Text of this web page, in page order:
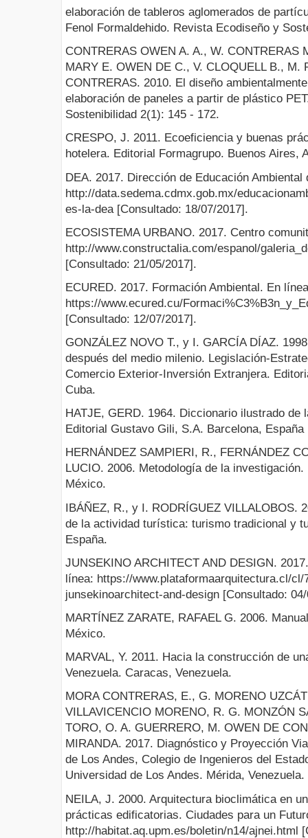
elaboración de tableros aglomerados de
Fenol Formaldehido. Revista Ecodiseño y
CONTRERAS OWEN A. A., W. CONTRERAS
MARY E. OWEN DE C., V. CLOQUELL B., M.
CONTRERAS. 2010. El diseño
elaboración de paneles a partir de plástico
Sostenibilidad 2(1): 145 - 172.
CRESPO, J. 2011. Ecoeficiencia y buenas
hotelera. Editorial Formagrupo. Buenos Aires,
DEA. 2017. Dirección de Educación
http://data.sedema.cdmx.gob.mx/
es-la-dea [Consultado: 18/07/2017].
ECOSISTEMA URBANO. 2017. Centro
http://www.constructalia.com/espanol/
[Consultado: 21/05/2017].
ECURED. 2017. Formación Ambiental. En
https://www.ecured.cu/
[Consultado: 12/07/2017].
GONZÁLEZ NOVO T., y I. GARCÍA DÍAZ.
después del medio milenio. Legislación-
Comercio Exterior-Inversión Extranjera.
Cuba.
HATJE, GERD. 1964. Diccionario ilustrado de
Editorial Gustavo Gili, S.A. Barcelona, España
HERNÁNDEZ SAMPIERI, R., FERNÁNDEZ
LUCIO. 2006. Metodología de la
México.
IBÁÑEZ, R., y I. RODRÍGUEZ VILLALOBOS.
de la actividad turística: turismo tradicional y
España.
JUNSEKINO ARCHITECT AND DESIGN.
línea: https://www.plataformaarquitectura.cl/cl/
junsekinoarchitect-and-design [Consultado:
MARTÍNEZ ZARATE, RAFAEL G. 2006.
México.
MARVAL, Y. 2011. Hacia la construcción de
Venezuela. Caracas, Venezuela.
MORA CONTRERAS, E., G. MORENO
VILLAVICENCIO MORENO, R. G. MONZÓN
TORO, O. A. GUERRERO, M. OWEN DE
MIRANDA. 2017. Diagnóstico y Proyección
de Los Andes, Colegio de Ingenieros del
Universidad de Los Andes. Mérida, Venezuela.
NEILA, J. 2000. Arquitectura bioclimática en
prácticas edificatorias. Ciudades para un
http://habitat.aq.upm.es/boletin/n14/ajnei.html